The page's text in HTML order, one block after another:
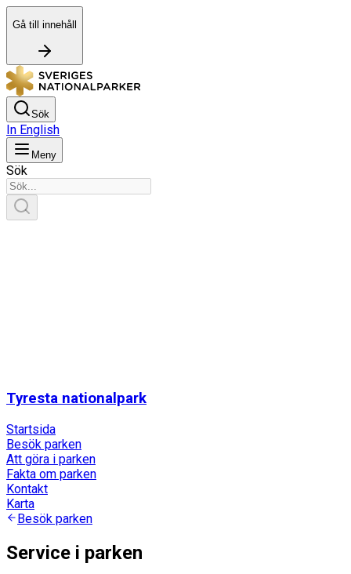
Gå till innehåll
Sök
In English
Meny
Sök
Tyresta nationalpark
Startsida
Besök parken
Att göra i parken
Fakta om parken
Kontakt
Karta
Besök parken
Service i parken